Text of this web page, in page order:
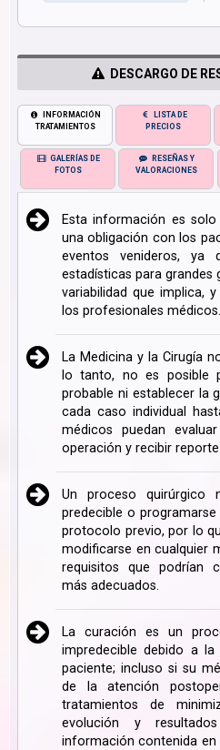
DESCARGO DE
INFORMACIÓN
TRATAMIENTOS
LISTA DE
PRECIOS
GALERÍAS DE
FOTOS
RESEÑAS Y
VALORACIONES
Esta información es
una obligación con los
eventos venideros, ya
estadísticas para grandes
variabilidad que implica,
los profesionales médicos.
La Medicina y la Cirugía
lo tanto, no es posible
probable ni establecer la
cada caso individual
médicos puedan
operación y recibir
Un proceso quirúrgico
predecible o
protocolo previo, por lo
modificarse en cualquier
requisitos que podrían
más adecuados.
La curación es un
impredecible debido a
paciente; incluso si su
de la atención
tratamientos de
evolución y
información contenida